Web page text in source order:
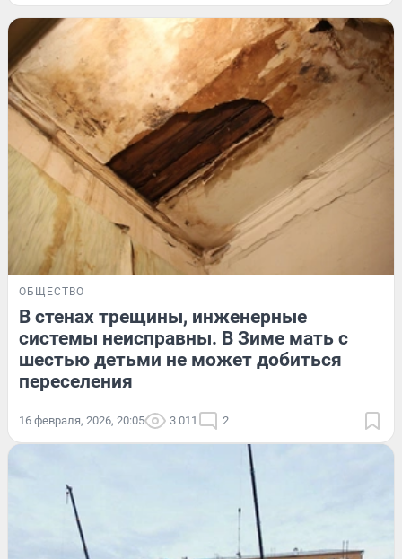
ОБЩЕСТВО
В стенах трещины, инженерные
системы неисправны. В Зиме мать с
шестью детьми не может добиться
переселения
16 февраля, 2026, 20:05 3 011 2